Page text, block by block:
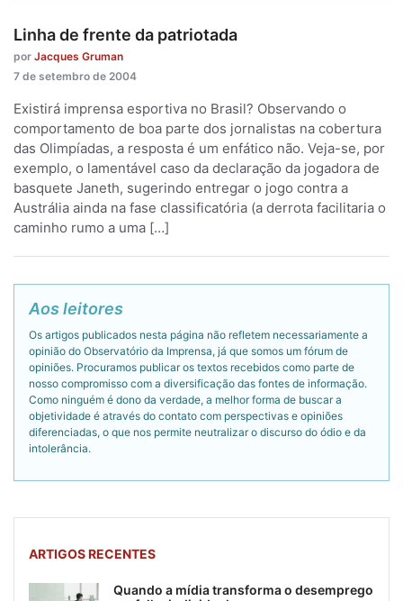
Linha de frente da patriotada
por Jacques Gruman
7 de setembro de 2004
Existirá imprensa esportiva no Brasil? Observando o
comportamento de boa parte dos jornalistas na cobertura
das Olimpíadas, a resposta é um enfático não. Veja-se, por
exemplo, o lamentável caso da declaração da jogadora de
basquete Janeth, sugerindo entregar o jogo contra a
Austrália ainda na fase classificatória (a derrota facilitaria o
caminho rumo a uma […]
Aos leitores
Os artigos publicados nesta página não refletem necessariamente a
opinião do Observatório da Imprensa, já que somos um fórum de
opiniões. Procuramos publicar os textos recebidos como parte de
nosso compromisso com a diversificação das fontes de informação.
Como ninguém é dono da verdade, a melhor forma de buscar a
objetividade é através do contato com perspectivas e opiniões
diferenciadas, o que nos permite neutralizar o discurso do ódio e da
intolerância.
ARTIGOS RECENTES
Quando a mídia transforma o desemprego